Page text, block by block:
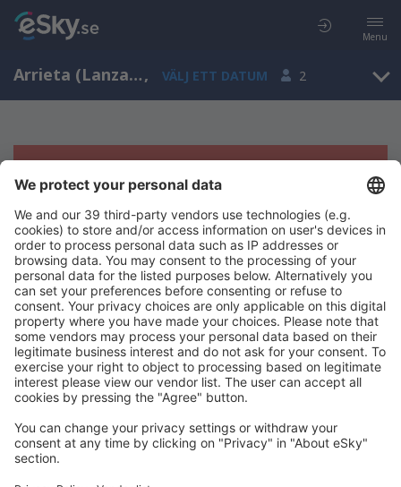
Menu
Arrieta (Lanzarote), Kanarieöarna, Spanien, VÄLJ ETT DATUM 2
Tyvärr, inga resultat för denna sökning
Försök att söka med andra kriterier
Copyright © eSky.se. Alla rättigheter förbehålls.